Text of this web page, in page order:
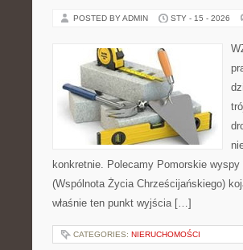
POSTED BY ADMIN STY - 15 - 2026
konkretnie. Polecamy Pomorskie
(Wspólnota Życia Chrześcijańskiego)
właśnie ten punkt wyjścia […]
CATEGORIES: NIERUCHOMOŚCI